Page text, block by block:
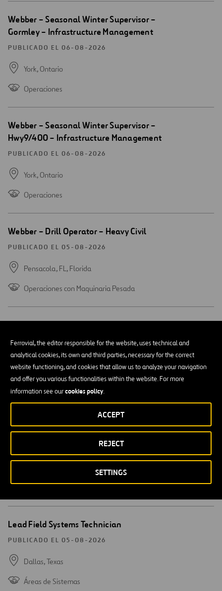
Ferrovial, the editor responsible for the website, uses technical and
analytical cookies, its own and third parties, necessary for the correct
website functioning, and cookies that allow us to analyze your navigation
and offer you various functionalities within the website. For more
information see ourcookies policy.
SETTINGS
REJECT
ACCEPT
Abrir
nueva
ventana
Webber – Seasonal Winter Supervisor –
Gormley – Infrastructure Management
PUBLICADO EL 06-08-2026
York, Ontario
Operaciones
Abrir
nueva
ventana
Webber – Seasonal Winter Supervisor –
Hwy9/400 – Infrastructure Management
PUBLICADO EL 06-08-2026
York, Ontario
Operaciones
Abrir
nueva
Webber – Drill Operator – Heavy Civil
PUBLICADO EL 05-08-2026
Pensacola, FL, Florida
Operaciones con Maquinaria Pesada
Abrir
nueva
PUBLICADO EL 05-08-2026
Sarasota, Florida
Mantenimiento de Carreteras
Abrir
ventana
Webber – Form Builder – Heavy Civil
PUBLICADO EL 05-08-2026
Abrir
nueva
Lead Field Systems Technician
PUBLICADO EL 05-08-2026
Dallas,Texas
Áreas de Sistemas